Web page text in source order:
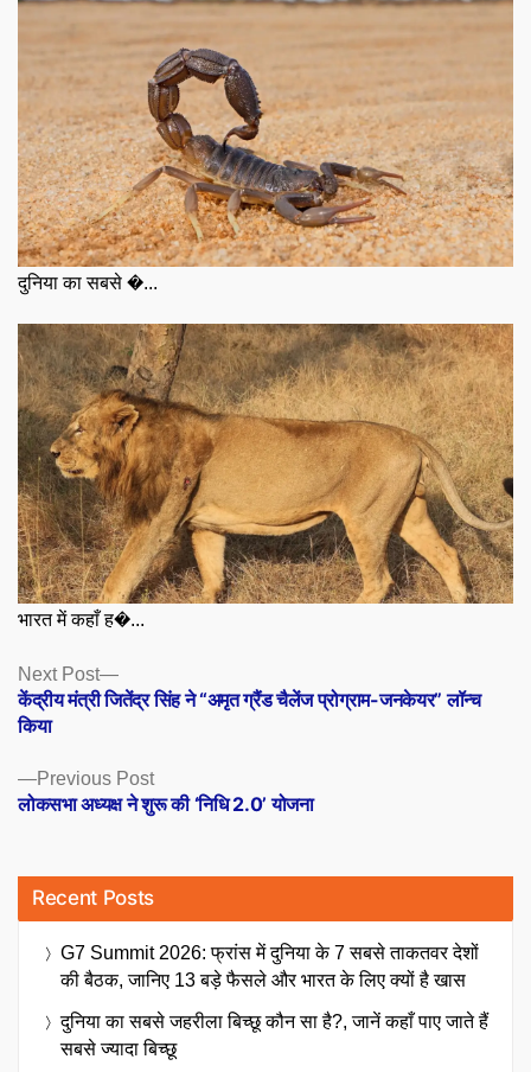
दुनिया का सबसे �...
भारत में कहाँ ह�...
Posts
navigation
Previous PostPrevious
post:
लोकसभा अध्यक्ष ने शुरू की ‘निधि 2.0’ योजना
Next Post
Next
post:
केंद्रीय मंत्री जितेंद्र सिंह ने “अमृत ग्रैंड चैलेंज प्रोग्राम-जनकेयर” लॉन्च
किया
Recent Posts
G7 Summit 2026: फ्रांस में दुनिया के 7 सबसे ताकतवर देशों
की बैठक, जानिए 13 बड़े फैसले और भारत के लिए क्यों है खास
दुनिया का सबसे जहरीला बिच्छू कौन सा है?, जानें कहाँ पाए जाते हैं
सबसे ज्यादा बिच्छू